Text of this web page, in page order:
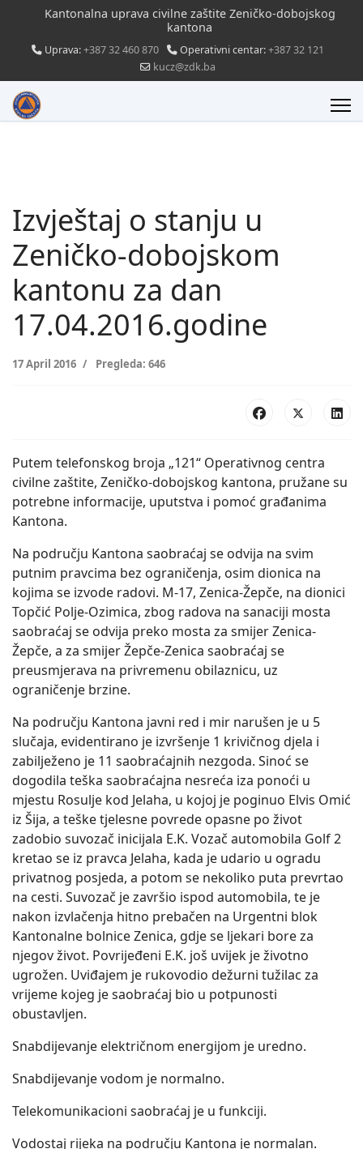
Kantonalna uprava civilne zaštite Zeničko-dobojskog
kantona
Uprava:+387 32 460 870 Operativni centar:+387 32 121
kucz@zdk.ba
Izvještaj o stanju u
Zeničko-dobojskom
kantonu za dan
17.04.2016.godine
17 April 2016 Pregleda: 646
Putem telefonskog broja „121“ Operativnog centra
civilne zaštite, Zeničko-dobojskog kantona, pružane su
potrebne informacije, uputstva i pomoć građanima
Kantona.
Na području Kantona saobraćaj se odvija na svim
putnim pravcima bez ograničenja, osim dionica na
kojima se izvode radovi. M-17, Zenica-Žepče, na dionici
Topčić Polje-Ozimica, zbog radova na sanaciji mosta
saobraćaj se odvija preko mosta za smijer Zenica-
Žepče, a za smijer Žepče-Zenica saobraćaj se
preusmjerava na privremenu obilaznicu, uz
ograničenje brzine.
Na području Kantona javni red i mir narušen je u 5
slučaja, evidentirano je izvršenje 1 krivičnog djela i
zabilježeno je 11 saobraćajnih nezgoda. Sinoć se
dogodila teška saobraćajna nesreća iza ponoći u
mjestu Rosulje kod Jelaha, u kojoj je poginuo Elvis Omić
iz Šija, a teške tjelesne povrede opasne po život
zadobio suvozač inicijala E.K. Vozač automobila Golf 2
kretao se iz pravca Jelaha, kada je udario u ogradu
privatnog posjeda, a potom se nekoliko puta prevrtao
na cesti. Suvozač je završio ispod automobila, te je
nakon izvlačenja hitno prebačen na Urgentni blok
Kantonalne bolnice Zenica, gdje se ljekari bore za
njegov život. Povrijeđeni E.K. još uvijek je životno
ugrožen. Uviđajem je rukovodio dežurni tužilac za
vrijeme kojeg je saobraćaj bio u potpunosti
obustavljen.
Snabdijevanje električnom energijom je uredno.
Snabdijevanje vodom je normalno.
Telekomunikacioni saobraćaj je u funkciji.
Vodostaj rijeka na području Kantona je normalan.